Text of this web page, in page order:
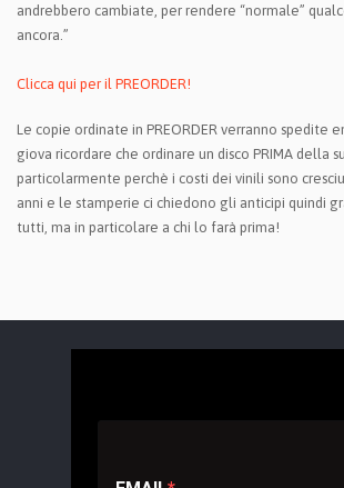
andrebbero cambiate, per rendere “normale”
ancora.”
Clicca qui per il PREORDER!
Le copie ordinate in PREORDER verranno spedite
giova ricordare che ordinare un disco PRIMA della
particolarmente perchè i costi dei vinili sono
anni e le stamperie ci chiedono gli anticipi quindi
tutti, ma in particolare a chi lo farà prima!